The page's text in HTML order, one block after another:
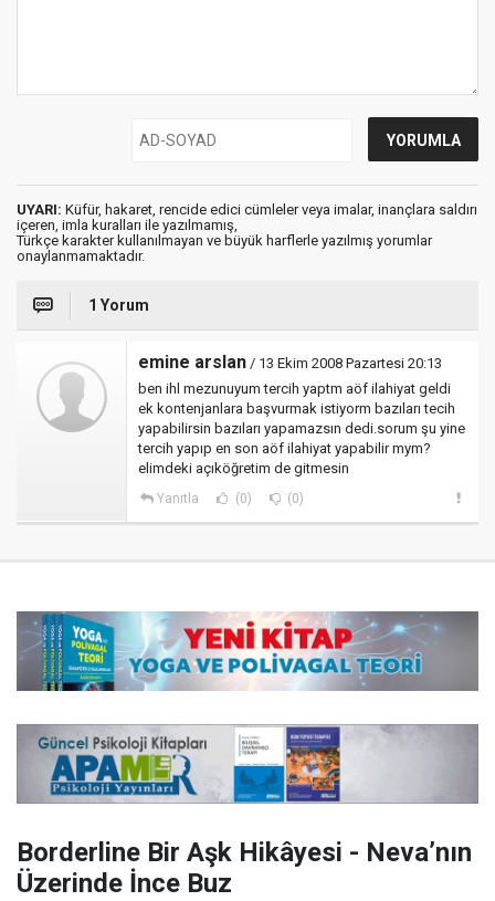
UYARI: Küfür, hakaret, rencide edici cümleler veya imalar, inançlara saldırı
içeren, imla kuralları ile yazılmamış,
Türkçe karakter kullanılmayan ve büyük harflerle yazılmış yorumlar
onaylanmamaktadır.
1 Yorum
emine arslan / 13 Ekim 2008 Pazartesi 20:13
ben ihl mezunuyum tercih yaptm aöf ilahiyat geldi
ek kontenjanlara başvurmak istiyorm bazıları tecih
yapabilirsin bazıları yapamazsın dedi.sorum şu yine
tercih yapıp en son aöf ilahiyat yapabilir mym?
elimdeki açıköğretim de gitmesin
Yanıtla (0) (0)
Borderline Bir Aşk Hikâyesi - Neva’nın
Üzerinde İnce Buz